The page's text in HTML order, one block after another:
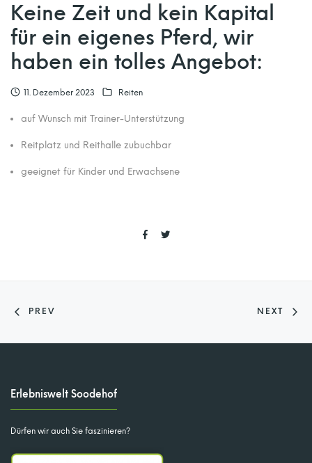
Keine Zeit und kein Kapital
für ein eigenes Pferd, wir
haben ein tolles Angebot:
11. Dezember 2023 Reiten
auf Wunsch mit Trainer-Unterstützung
Reitplatz und Reithalle zubuchbar
geeignet für Kinder und Erwachsene
PREV NEXT
Erlebniswelt Soodehof
Dürfen wir auch Sie faszinieren?